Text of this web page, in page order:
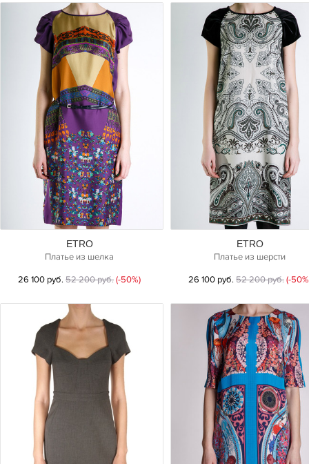
ETRO
Платье из шелка
26 100 руб.52 200 руб.(-50%)
ETRO
Платье из шерсти
26 100 руб.52 200 руб.(-